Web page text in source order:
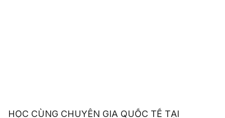
HỌC CÙNG CHUYÊN GIA QUỐC TẾ TẠI